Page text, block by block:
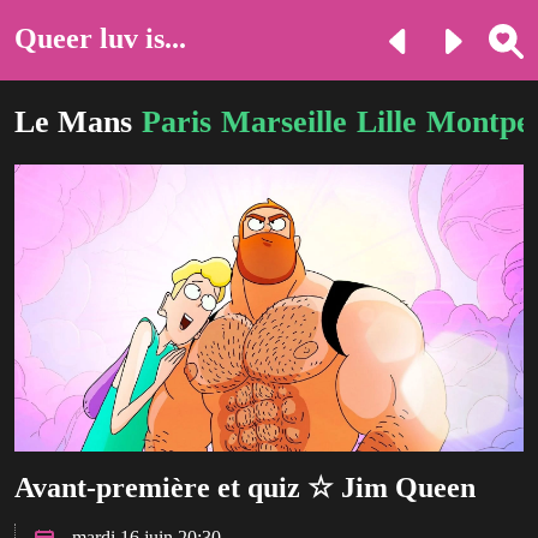
Queer luv is...
Le Mans Paris Marseille Lille
Avant-première et quiz ☆ Jim Queen